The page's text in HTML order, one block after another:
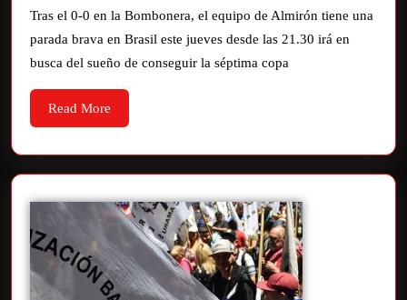
Tras el 0-0 en la Bombonera, el equipo de Almirón tiene una
parada brava en Brasil este jueves desde las 21.30 irá en
busca del sueño de conseguir la séptima copa
Read More